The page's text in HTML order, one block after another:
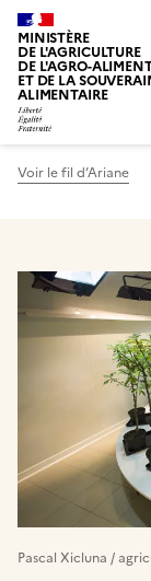
MINISTÈRE
DE L'AGRICULTURE
DE L'AGRO-
ET DE LA
ALIMENTAIRE
Voir le fil d’Ariane
Pascal Xicluna /